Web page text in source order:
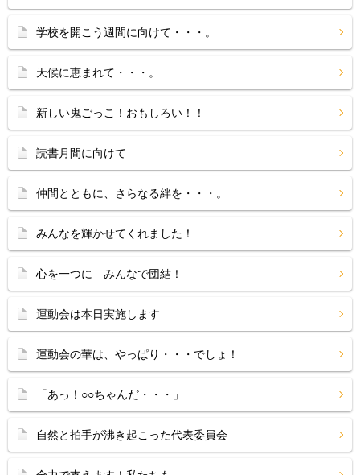
学校を開こう週間に向けて・・・。
天候に恵まれて・・・。
新しい鬼ごっこ！おもしろい！！
読書月間に向けて
仲間とともに、さらなる絆を・・・。
みんなを輝かせてくれました！
心を一つに みんなで団結！
運動会は本日実施します
運動会の華は、やっぱり・・・でしょ！
「あっ！○○ちゃんだ・・・」
自然と拍手が沸き起こった代表委員会